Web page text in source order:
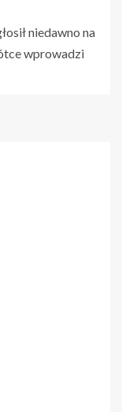
niedawno na
wprowadzi